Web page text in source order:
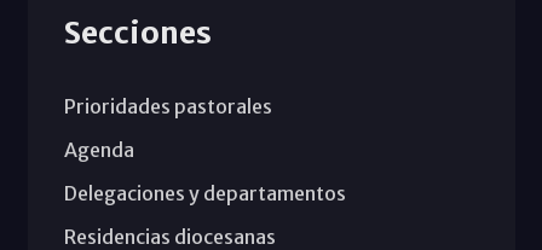
Secciones
Prioridades pastorales
Agenda
Delegaciones y departamentos
Residencias diocesanas